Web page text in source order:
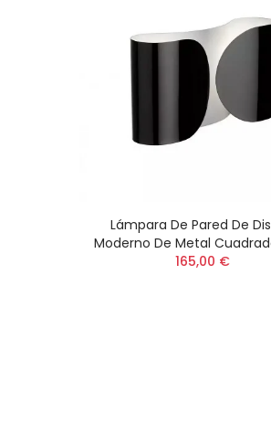
Lámpara De Pared De
Moderno De Metal
165,00 €